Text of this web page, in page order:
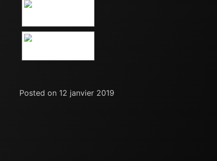
Posted on 12 janvier 2019